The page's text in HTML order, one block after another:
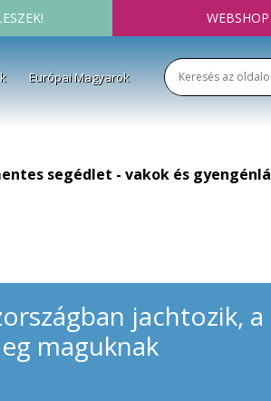
WEBSHOP
Európai Magyarok
segédlet - vakok és
jachtozik, a
maguknak